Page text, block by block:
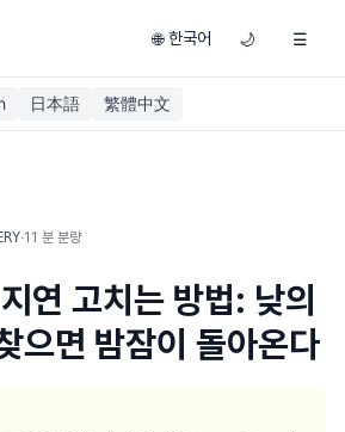
🌐 한국어 🌙 ☰
日本語 繁體中文
·11 분 분량
연 고치는 방법: 낮의
으면 밤잠이 돌아온다